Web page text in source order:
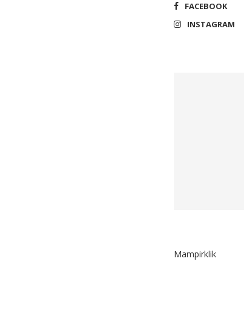
FACEBOOK
INSTAGRAM
Mampirklik